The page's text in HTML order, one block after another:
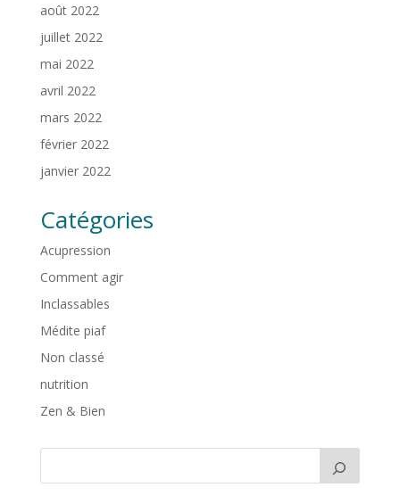
août 2022
juillet 2022
mai 2022
avril 2022
mars 2022
février 2022
janvier 2022
Catégories
Acupression
Comment agir
Inclassables
Médite piaf
Non classé
nutrition
Zen & Bien